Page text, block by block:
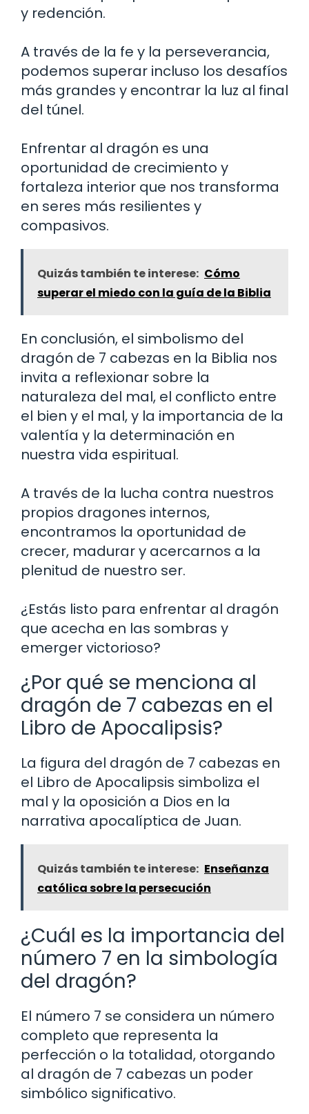
y redención.
A través de la fe y la perseverancia,
podemos superar incluso los desafíos
más grandes y encontrar la luz al final
del túnel.
Enfrentar al dragón es una
oportunidad de crecimiento y
fortaleza interior que nos transforma
en seres más resilientes y
compasivos.
Quizás también te interese: Cómo
superar el miedo con la guía de la Biblia
En conclusión, el simbolismo del
dragón de 7 cabezas en la Biblia nos
invita a reflexionar sobre la
naturaleza del mal, el conflicto entre
el bien y el mal, y la importancia de la
valentía y la determinación en
nuestra vida espiritual.
A través de la lucha contra nuestros
propios dragones internos,
encontramos la oportunidad de
crecer, madurar y acercarnos a la
plenitud de nuestro ser.
¿Estás listo para enfrentar al dragón
que acecha en las sombras y
emerger victorioso?
¿Por qué se menciona al
dragón de 7 cabezas en el
Libro de Apocalipsis?
La figura del dragón de 7 cabezas en
el Libro de Apocalipsis simboliza el
mal y la oposición a Dios en la
narrativa apocalíptica de Juan.
Quizás también te interese: Enseñanza
católica sobre la persecución
¿Cuál es la importancia del
número 7 en la simbología
del dragón?
El número 7 se considera un número
completo que representa la
perfección o la totalidad, otorgando
al dragón de 7 cabezas un poder
simbólico significativo.